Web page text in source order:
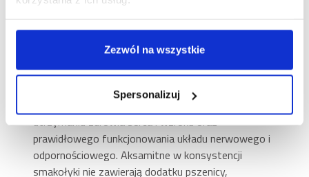
Zezwól na wszystkie
Spersonalizuj
zwierzęciem lub bezpośrednio do miski z pokarmem.
W każdym z czterech dostępnych smaków znajduje
się dodatek tauryny, aminokwasu niezbędnego w
diecie kota. Tauryna odgrywa kluczową rolę w
utrzymaniu zdrowia serca i wzroku oraz
prawidłowego funkcjonowania układu nerwowego i
odpornościowego. Aksamitne w konsystencji
smakołyki nie zawierają dodatku pszenicy,